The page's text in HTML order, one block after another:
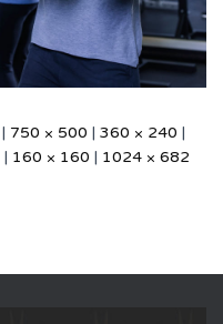
| 750 × 500 | 360 × 240 |
| 160 × 160 | 1024 × 682